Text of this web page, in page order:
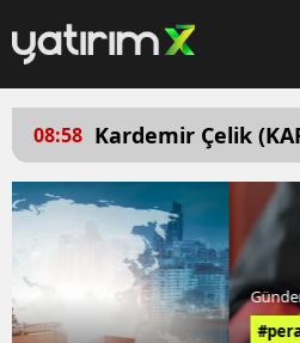
10:56 SARAE tavan serisi
mu? İşte tavanda
lot sayısı
11:45
#perakende